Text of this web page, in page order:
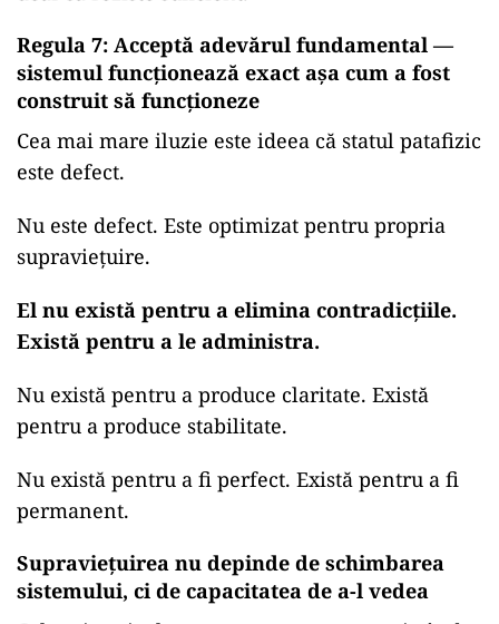
Regula 7: Acceptă adevărul fundamental —
sistemul funcționează exact așa cum a fost
construit să funcționeze
Cea mai mare iluzie este ideea că statul patafizic
este defect.
Nu este defect. Este optimizat pentru propria
supraviețuire.
El nu există pentru a elimina contradicțiile.
Există pentru a le administra.
Nu există pentru a produce claritate. Există
pentru a produce stabilitate.
Nu există pentru a fi perfect. Există pentru a fi
permanent.
Supraviețuirea nu depinde de schimbarea
sistemului, ci de capacitatea de a-l vedea